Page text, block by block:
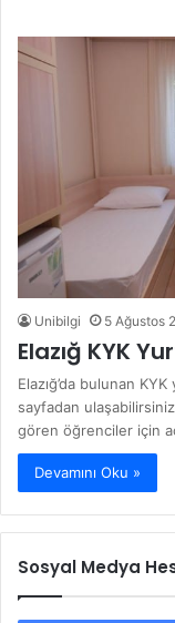
Unibilgi 5 Ağustos
Elazığ KYK
Elazığ’da bulunan
sayfadan
gören öğrenciler için
Devamını Oku »
Sosyal Medya